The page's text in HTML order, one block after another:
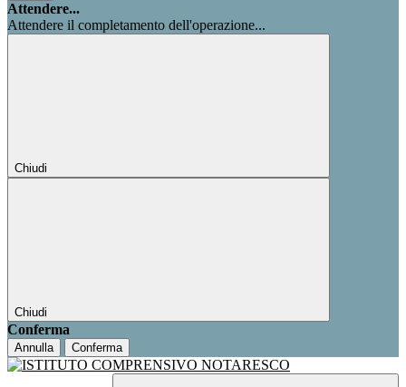
Attendere...
Attendere il completamento dell'operazione...
Chiudi
Chiudi
Conferma
Annulla Conferma